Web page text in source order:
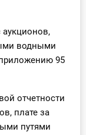
аукционов,
водными
95
отчетности
плате за
путями